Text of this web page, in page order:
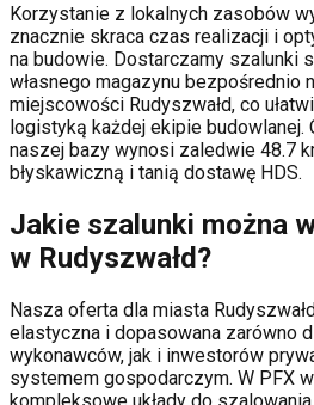
Korzystanie z lokalnych zasobów
znacznie skraca czas realizacji i
na budowie. Dostarczamy szalunki
własnego magazynu bezpośrednio
miejscowości Rudyszwałd, co
logistyką każdej ekipie budowlanej.
naszej bazy wynosi zaledwie 48.7
błyskawiczną i tanią dostawę HDS.
Jakie szalunki można
w Rudyszwałd?
Nasza oferta dla miasta
elastyczna i dopasowana zarówno
wykonawców, jak i inwestorów
systemem gospodarczym. W PFX
kompleksowe układy do